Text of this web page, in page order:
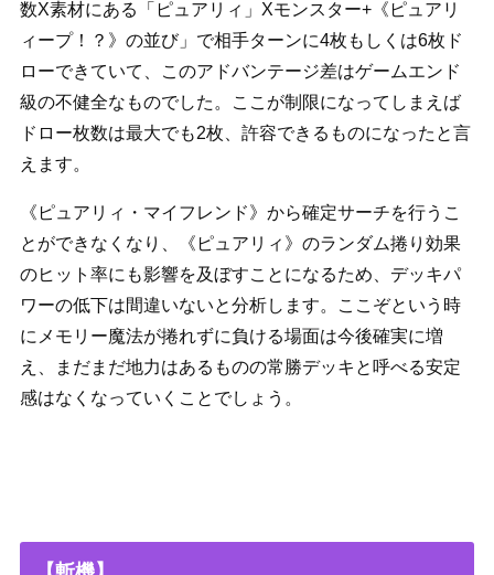
数X素材にある「ピュアリィ」Xモンスター+《ピュアリ
ィープ！？》の並び」で相手ターンに4枚もしくは6枚ド
ローできていて、このアドバンテージ差はゲームエンド
級の不健全なものでした。ここが制限になってしまえば
ドロー枚数は最大でも2枚、許容できるものになったと言
えます。
《ピュアリィ・マイフレンド》から確定サーチを行うこ
とができなくなり、《ピュアリィ》のランダム捲り効果
のヒット率にも影響を及ぼすことになるため、デッキパ
ワーの低下は間違いないと分析します。ここぞという時
にメモリー魔法が捲れずに負ける場面は今後確実に増
え、まだまだ地力はあるものの常勝デッキと呼べる安定
感はなくなっていくことでしょう。